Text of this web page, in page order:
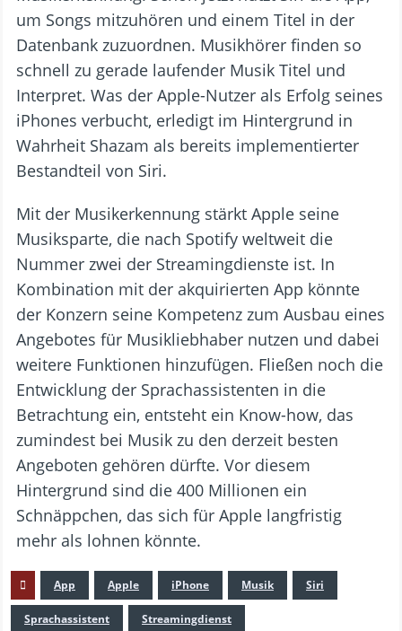
um Songs mitzuhören und einem Titel in der
Datenbank zuzuordnen. Musikhörer finden so
schnell zu gerade laufender Musik Titel und
Interpret. Was der Apple-Nutzer als Erfolg seines
iPhones verbucht, erledigt im Hintergrund in
Wahrheit Shazam als bereits implementierter
Bestandteil von Siri.
Mit der Musikerkennung stärkt Apple seine
Musiksparte, die nach Spotify weltweit die
Nummer zwei der Streamingdienste ist. In
Kombination mit der akquirierten App könnte
der Konzern seine Kompetenz zum Ausbau eines
Angebotes für Musikliebhaber nutzen und dabei
weitere Funktionen hinzufügen. Fließen noch die
Entwicklung der Sprachassistenten in die
Betrachtung ein, entsteht ein Know-how, das
zumindest bei Musik zu den derzeit besten
Angeboten gehören dürfte. Vor diesem
Hintergrund sind die 400 Millionen ein
Schnäppchen, das sich für Apple langfristig
mehr als lohnen könnte.
App Apple iPhone Musik Siri
Sprachassistent Streamingdienst